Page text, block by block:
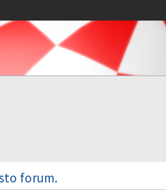
forum.